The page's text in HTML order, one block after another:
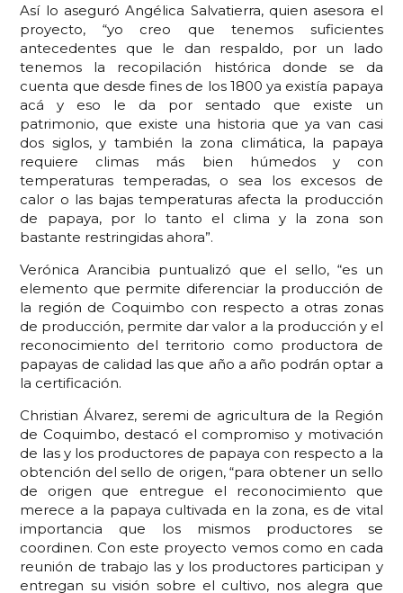
Así lo aseguró Angélica Salvatierra, quien asesora el
proyecto, “yo creo que tenemos suficientes
antecedentes que le dan respaldo, por un lado
tenemos la recopilación histórica donde se da
cuenta que desde fines de los 1800 ya existía papaya
acá y eso le da por sentado que existe un
patrimonio, que existe una historia que ya van casi
dos siglos, y también la zona climática, la papaya
requiere climas más bien húmedos y con
temperaturas temperadas, o sea los excesos de
calor o las bajas temperaturas afecta la producción
de papaya, por lo tanto el clima y la zona son
bastante restringidas ahora”.
Verónica Arancibia puntualizó que el sello, “es un
elemento que permite diferenciar la producción de
la región de Coquimbo con respecto a otras zonas
de producción, permite dar valor a la producción y el
reconocimiento del territorio como productora de
papayas de calidad las que año a año podrán optar a
la certificación.
Christian Álvarez, seremi de agricultura de la Región
de Coquimbo, destacó el compromiso y motivación
de las y los productores de papaya con respecto a la
obtención del sello de origen, “para obtener un sello
de origen que entregue el reconocimiento que
merece a la papaya cultivada en la zona, es de vital
importancia que los mismos productores se
coordinen. Con este proyecto vemos como en cada
reunión de trabajo las y los productores participan y
entregan su visión sobre el cultivo, nos alegra que